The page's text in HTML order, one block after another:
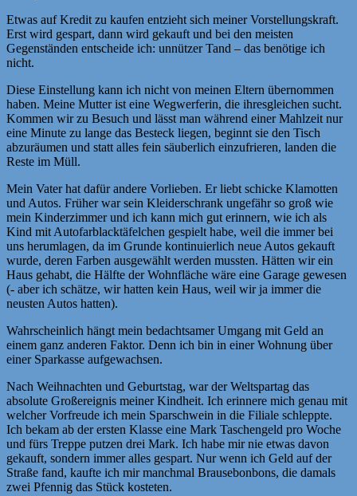
Etwas auf Kredit zu kaufen entzieht sich meiner Vorstellungskraft.
Erst wird gespart, dann wird gekauft und bei den meisten
Gegenständen entscheide ich: unnützer Tand – das benötige ich
nicht.
Diese Einstellung kann ich nicht von meinen Eltern übernommen
haben. Meine Mutter ist eine Wegwerferin, die ihresgleichen sucht.
Kommen wir zu Besuch und lässt man während einer Mahlzeit nur
eine Minute zu lange das Besteck liegen, beginnt sie den Tisch
abzuräumen und statt alles fein säuberlich einzufrieren, landen die
Reste im Müll.
Mein Vater hat dafür andere Vorlieben. Er liebt schicke Klamotten
und Autos. Früher war sein Kleiderschrank ungefähr so groß wie
mein Kinderzimmer und ich kann mich gut erinnern, wie ich als
Kind mit Autofarblacktäfelchen gespielt habe, weil die immer bei
uns herumlagen, da im Grunde kontinuierlich neue Autos gekauft
wurde, deren Farben ausgewählt werden mussten. Hätten wir ein
Haus gehabt, die Hälfte der Wohnfläche wäre eine Garage gewesen
(- aber ich schätze, wir hatten kein Haus, weil wir ja immer die
neusten Autos hatten).
Wahrscheinlich hängt mein bedachtsamer Umgang mit Geld an
einem ganz anderen Faktor. Denn ich bin in einer Wohnung über
einer Sparkasse aufgewachsen.
Nach Weihnachten und Geburtstag, war der Weltspartag das
absolute Großereignis meiner Kindheit. Ich erinnere mich genau mit
welcher Vorfreude ich mein Sparschwein in die Filiale schleppte.
Ich bekam ab der ersten Klasse eine Mark Taschengeld pro Woche
und fürs Treppe putzen drei Mark. Ich habe mir nie etwas davon
gekauft, sondern immer alles gespart. Nur wenn ich Geld auf der
Straße fand, kaufte ich mir manchmal Brausebonbons, die damals
zwei Pfennig das Stück kosteten.